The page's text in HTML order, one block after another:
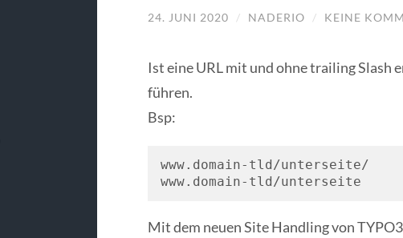
24. JUNI 2020 / NADERIO / KEINE
Ist eine URL mit und ohne trailing Slash
führen.
Bsp:
www.domain-tld/unterseite/
www.domain-tld/unterseite
Mit dem neuen Site Handling von